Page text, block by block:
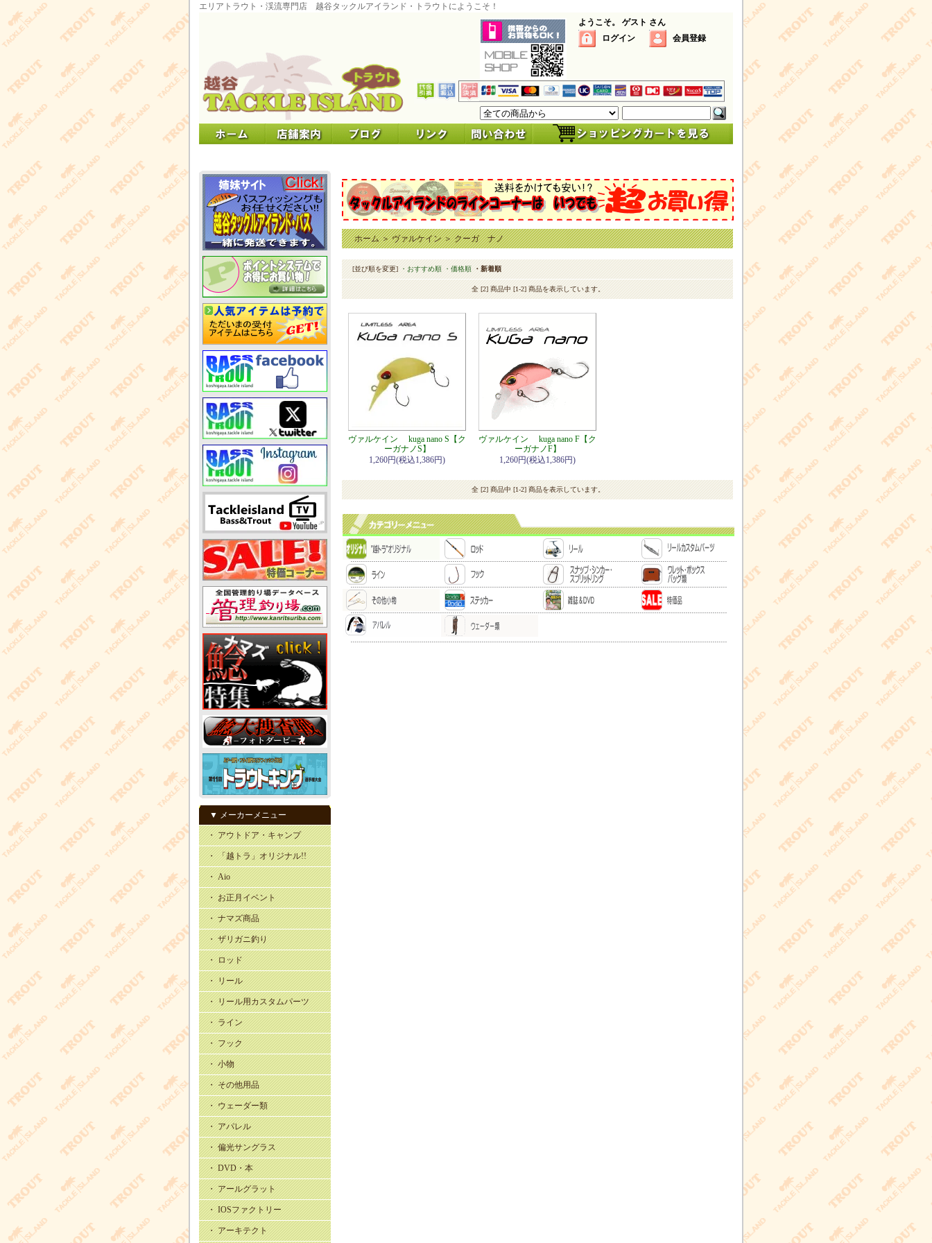
エリアトラウト・渓流専門店 越谷タックルアイランド・トラウトにようこそ！
ようこそ。 ゲスト さん
ログイン
会員登録
▼ メーカーメニュー
・ アウトドア・キャンプ
・ 「越トラ」オリジナル!!
・ Aio
・ お正月イベント
・ ナマズ商品
・ ザリガニ釣り
・ ロッド
・ リール
・ リール用カスタムパーツ
・ ライン
・ フック
・ 小物
・ その他用品
・ ウェーダー類
・ アパレル
・ 偏光サングラス
・ DVD・本
・ アールグラット
・ IOSファクトリー
・ アーキテクト
ホーム＞ヴァルケイン＞クーガ ナノ
[並び順を変更] ・おすすめ順 ・価格順 ・新着順
全 [2] 商品中 [1-2] 商品を表示しています。
ヴァルケイン kuga nano S【ク
ーガナノS】
1,260円(税込1,386円)
ヴァルケイン kuga nano F【ク
ーガナノF】
1,260円(税込1,386円)
全 [2] 商品中 [1-2] 商品を表示しています。